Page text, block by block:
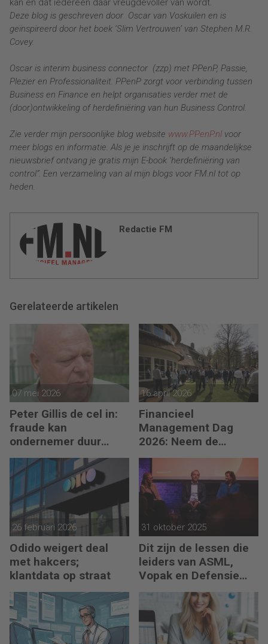
kan en dat iedereen daar vreugdevoller van wordt.
Deze blog is geschreven door Oscar van Voskuilen en is
geïnspireerd door het boek ‘Slim Vertrouwen’ van Stephen M.R.
Covey.
Oscar is interim business connector (zzp) met PPenP, Passie,
Plezier en Professionaliteit. PPenP zorgt voor verbinding tussen
Business en Finance en helpt organisaties verder met de
(door)ontwikkeling of herdefiniëring van hun Business Control.
Zie verder mijn persoonlijke blog website www.PPenP.nl voor
meer blogs en informatie. Als je je inschrijft op de maandelijkse
nieuwsbrief ontvang je gratis mijn E-book ‘herdefiniëring van
control”. Een verzameling van al mijn blogs voor FM.nl tot op
heden.
Redactie FM
Gerelateerde artikelen
07 mei 2026
Peter Gillis de cel in:
fraude kan
ondernemer duur
komen te staan
16 april 2026
Financieel
Management Dag
2026: Neem de
toekomst in eigen
hand
26 februari 2026
Odido weigert deal
met hakcers;
klantdata op straat
31 oktober 2025
Dit zijn de lessen die
leiders van ASML,
Vopak en Defensie
toepassen in
turbulente tijden